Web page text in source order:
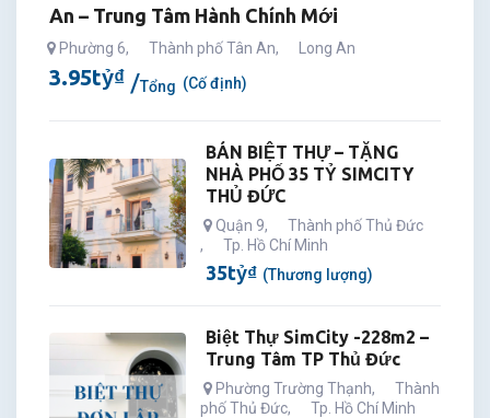
An – Trung Tâm Hành Chính Mới
Phường 6, Thành phố Tân An, Long An
3.95tỷ₫ Tổng (Cố định)
BÁN BIỆT THỰ – TẶNG
NHÀ PHỐ 35 TỶ SIMCITY
THỦ ĐỨC
Quận 9,
Thành phố Thủ Đức
,
Tp. Hồ Chí Minh
35tỷ₫ (Thương lượng)
Biệt Thự SimCity -228m2 –
Trung Tâm TP Thủ Đức
Phường Trường Thạnh,
Thành
phố Thủ Đức, Tp. Hồ Chí Minh